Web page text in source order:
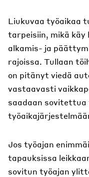
Liukuvaa työaikaa
tarpeisiin, mikä käy
alkamis- ja
rajoissa. Tullaan
on pitänyt viedä
vastaavasti
saadaan
Jos työajan
tapauksissa
sovitun työajan